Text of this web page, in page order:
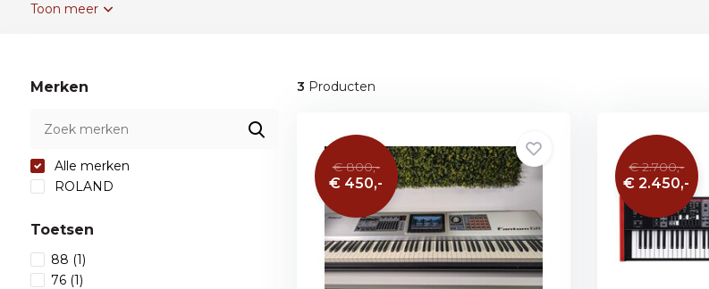
Toon meer
Merken
Alle merken
ROLAND
Toetsen
88 (1)
76 (1)
3 Producten
€ 800,-
€ 450,-
€ 2.700,-
€ 2.450,-